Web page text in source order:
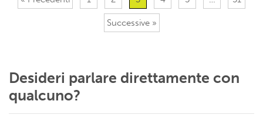
Successive »
Desideri parlare direttamente con
qualcuno?